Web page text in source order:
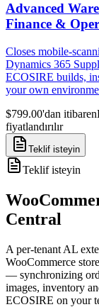
Advanced
Finance &
Closes mobile-
Dynamics 365
ECOSIRE builds,
your own
$799.00'dan itibaren
fiyatlandırılır
Teklif isteyin
Teklif isteyin
Central
A per-tenant AL
WooCommerce
— synchronizing
images, inventory
ECOSIRE on your